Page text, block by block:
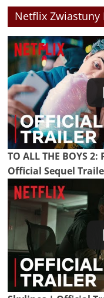
Netflix Zwiastuny
TO ALL THE BOYS
Official Sequel